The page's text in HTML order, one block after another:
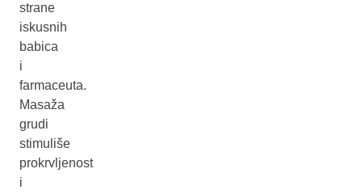
strane
iskusnih
babica
i
farmaceuta.
Masaža
grudi
stimuliše
prokrvljenost
i